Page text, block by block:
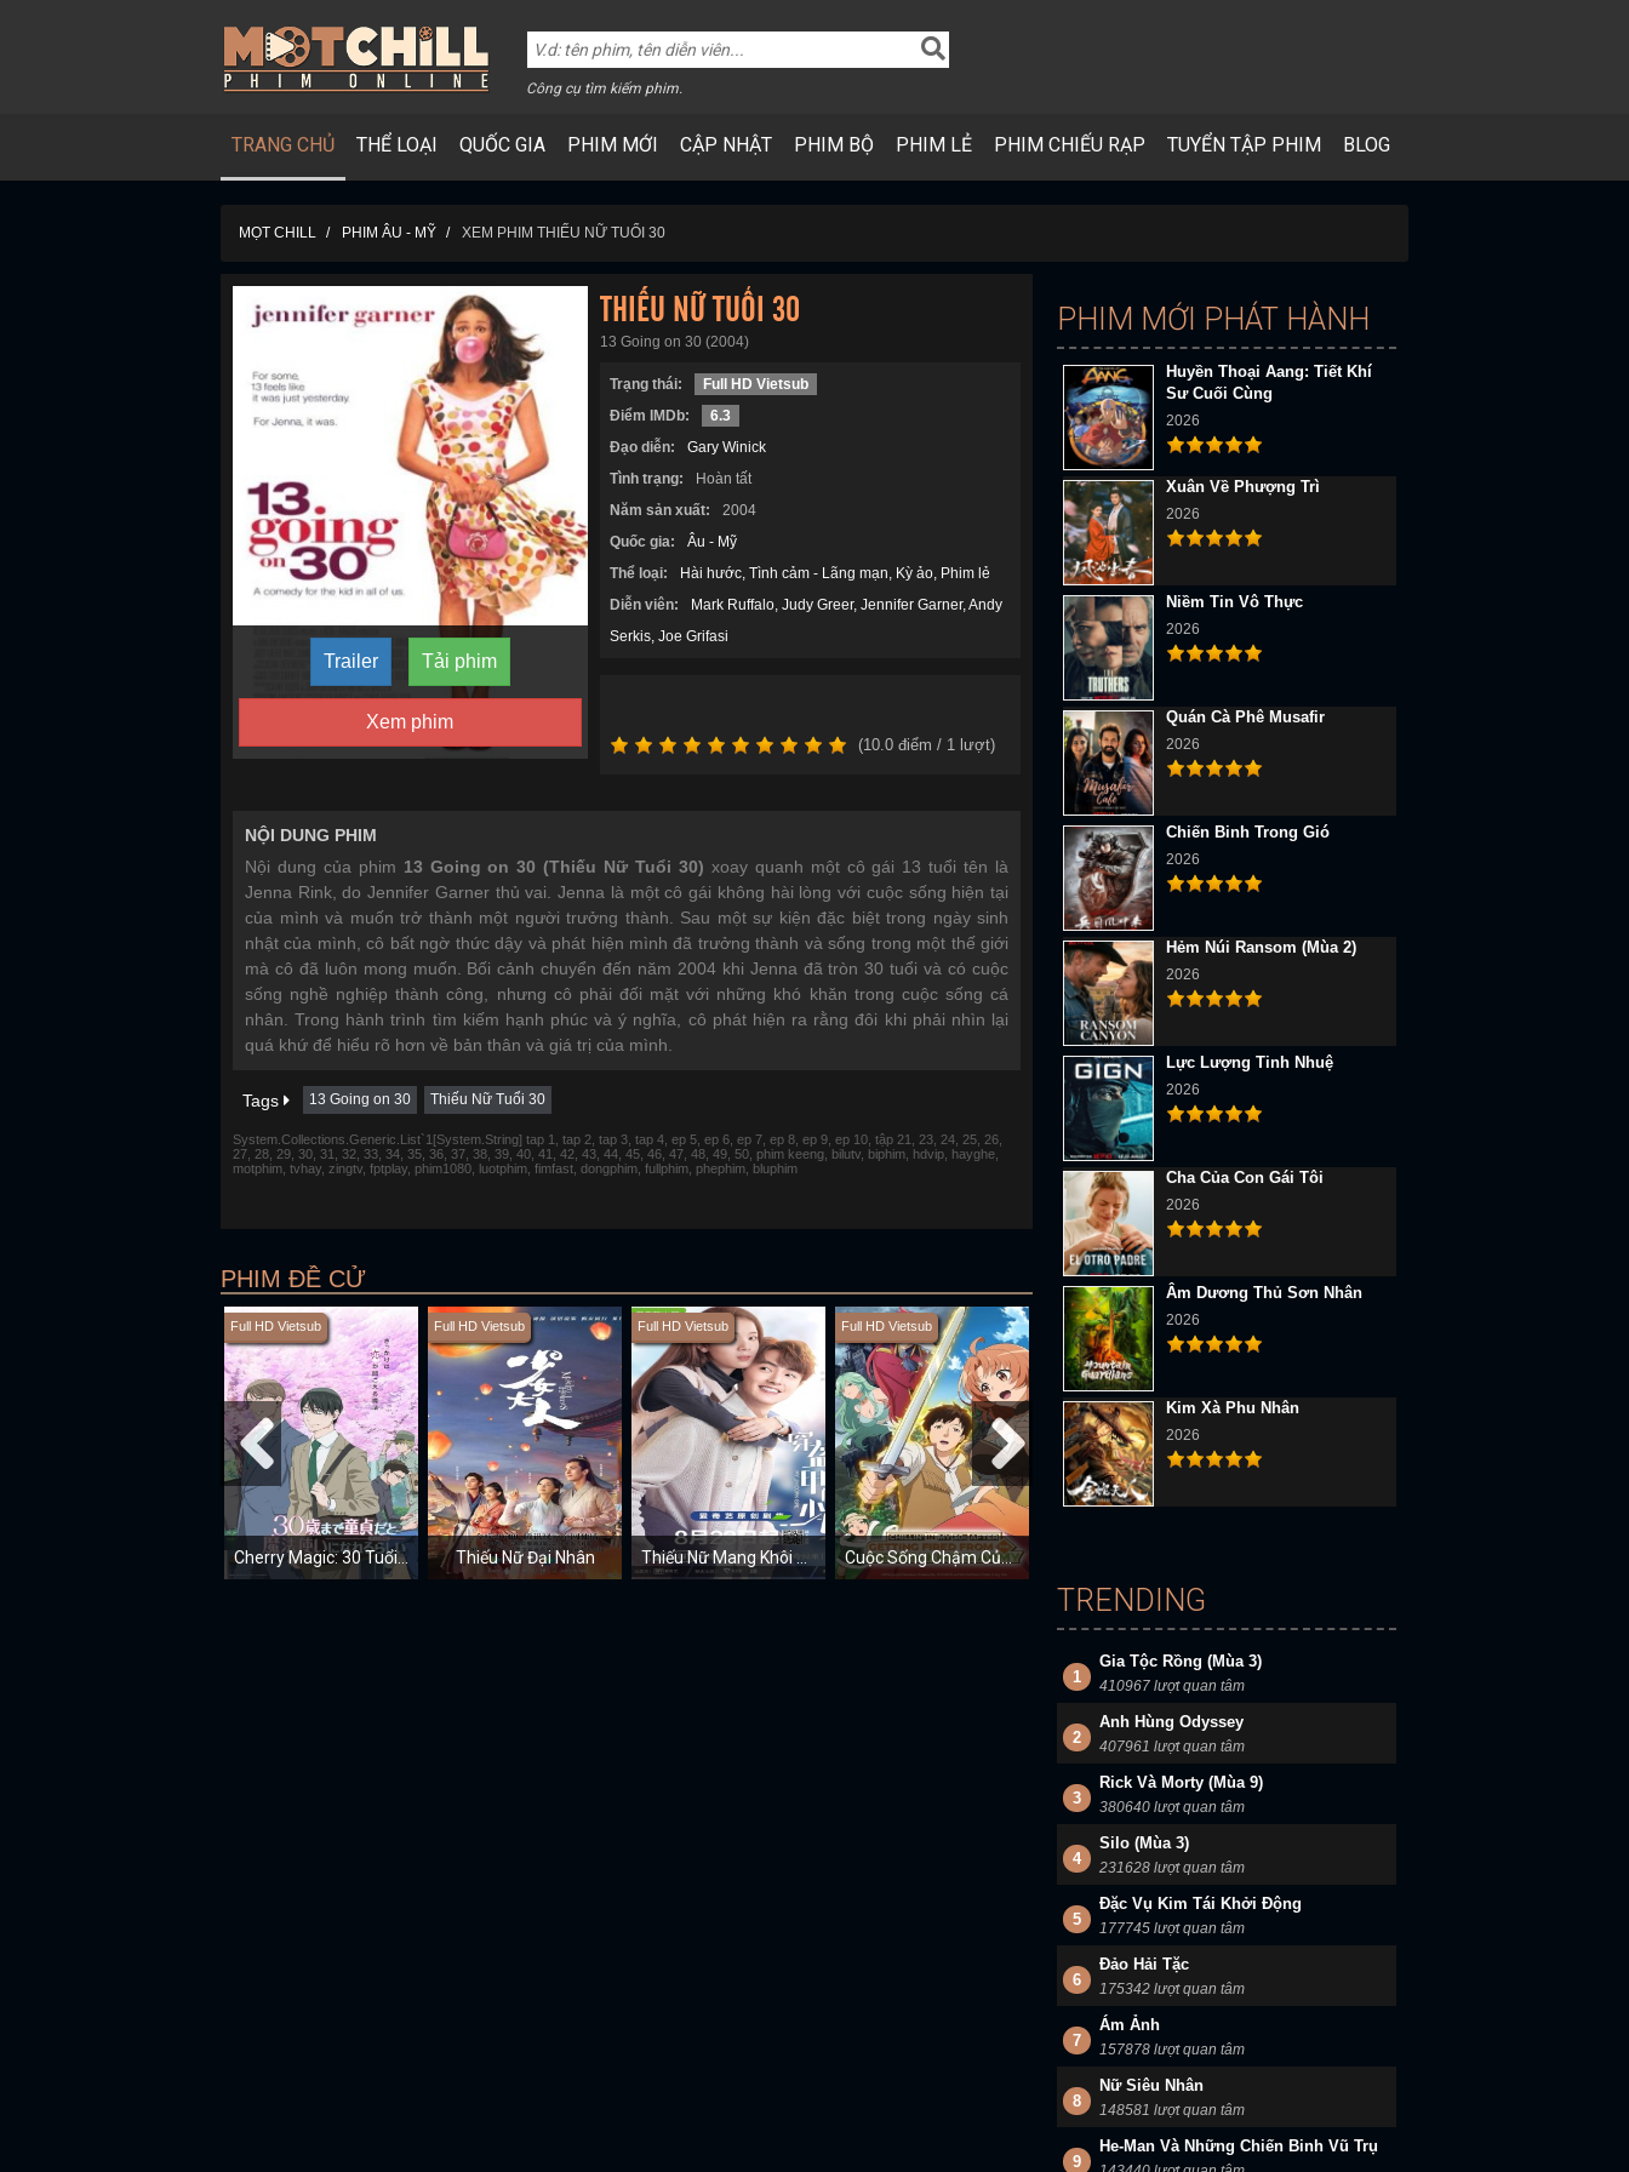
Công cụ tìm kiếm phim.
TRANG CHỦ THỂ LOẠI QUỐC GIA PHIM MỚI CẬP NHẬT PHIM BỘ PHIM LẺ PHIM CHIẾU RẠP TUYỂN TẬP PHIM BLOG
MỌT CHILL PHIM ÂU - MỸ XEM PHIM THIẾU NỮ TUỔI 30
Trailer Tải phim
Xem phim
THIẾU NỮ TUỔI 30
13 Going on 30 (2004)
Trạng thái:
Full HD Vietsub
Điểm IMDb:
6.3
Đạo diễn:
Gary Winick
Tình trạng:
Hoàn tất
Năm sản xuất:
2004
Quốc gia:
Âu - Mỹ
Thể loại:
Hài hước Tình cảm - Lãng mạn Kỳ ảo
Phim lẻ
Diễn viên:
Mark Ruffalo Judy Greer Jennifer Garner Andy
Serkis Joe Grifasi
(10.0điểm / 1lượt)
NỘI DUNG PHIM
Nội dung của phim 13 Going on 30 (Thiếu Nữ Tuổi 30) xoay quanh một cô gái 13 tuổi tên là
Jenna Rink, do Jennifer Garner thủ vai. Jenna là một cô gái không hài lòng với cuộc sống hiện tại
của mình và muốn trở thành một người trưởng thành. Sau một sự kiện đặc biệt trong ngày sinh
nhật của mình, cô bất ngờ thức dậy và phát hiện mình đã trưởng thành và sống trong một thế giới
mà cô đã luôn mong muốn. Bối cảnh chuyển đến năm 2004 khi Jenna đã tròn 30 tuổi và có cuộc
sống nghề nghiệp thành công, nhưng cô phải đối mặt với những khó khăn trong cuộc sống cá
nhân. Trong hành trình tìm kiếm hạnh phúc và ý nghĩa, cô phát hiện ra rằng đôi khi phải nhìn lại
quá khứ để hiểu rõ hơn về bản thân và giá trị của mình.
Tags 13 Going on 30 Thiếu Nữ Tuổi 30
System.Collections.Generic.List`1[System.String] tap 1, tap 2, tap 3, tap 4, ep 5, ep 6, ep 7, ep 8, ep 9, ep 10, tập 21, 23, 24, 25, 26,
27, 28, 29, 30, 31, 32, 33, 34, 35, 36, 37, 38, 39, 40, 41, 42, 43, 44, 45, 46, 47, 48, 49, 50, phim keeng, bilutv, biphim, hdvip, hayghe,
motphim, tvhay, zingtv, fptplay, phim1080, luotphim, fimfast, dongphim, fullphim, phephim, bluphim
PHIM ĐỀ CỬ
Full HD Vietsub
Cherry Magic: 30 Tuổi Vẫn Còn "Zin" Sẽ Biến Thành Phù Thủy
Full HD Vietsub
Thiếu Nữ Đại Nhân
Full HD Vietsub
Thiếu Nữ Mang Khôi Giáp
Full HD Vietsub
Cuộc Sống Chậm Của Chiến Binh Hắc Ám Bị Cho Về Vườn Tuổi 30
Full HD Vietsub
PHIM MỚI PHÁT HÀNH
Huyền Thoại Aang: Tiết Khí
Sư Cuối Cùng
2026
Xuân Về Phượng Trì
2026
Niềm Tin Vô Thực
2026
Quán Cà Phê Musafir
2026
Chiến Binh Trong Gió
2026
Hẻm Núi Ransom (Mùa 2)
2026
Lực Lượng Tinh Nhuệ
2026
Cha Của Con Gái Tôi
2026
Âm Dương Thủ Sơn Nhân
2026
Kim Xà Phu Nhân
2026
TRENDING
1
Gia Tộc Rồng (Mùa 3)
410967 lượt quan tâm
2
Anh Hùng Odyssey
407961 lượt quan tâm
3
Rick Và Morty (Mùa 9)
380640 lượt quan tâm
4
Silo (Mùa 3)
231628 lượt quan tâm
5
Đặc Vụ Kim Tái Khởi Động
177745 lượt quan tâm
6
Đảo Hải Tặc
175342 lượt quan tâm
7
Ám Ảnh
157878 lượt quan tâm
8
Nữ Siêu Nhân
148581 lượt quan tâm
9
He-Man Và Những Chiến Binh Vũ Trụ